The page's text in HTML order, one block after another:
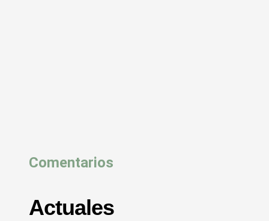
Comentarios
Actuales